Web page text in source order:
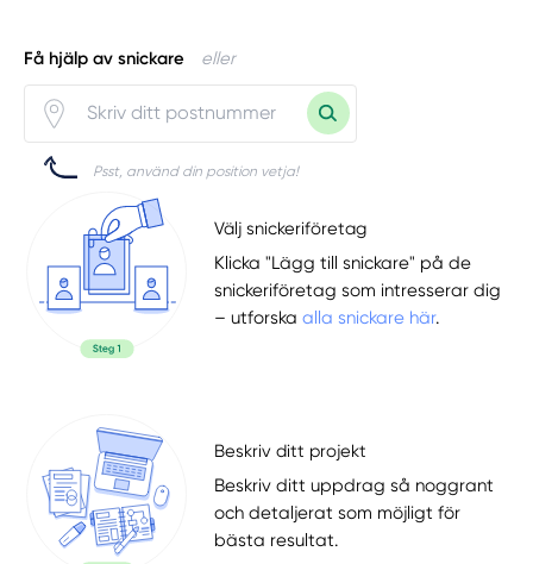
Få hjälp av snickare eller
Psst, använd din position vetja!
Välj snickeriföretag
Klicka "Lägg till snickare" på de
snickeriföretag som intresserar dig
– utforskaalla snickare här.
Beskriv ditt projekt
Beskriv ditt uppdrag så noggrant
och detaljerat som möjligt för
bästa resultat.